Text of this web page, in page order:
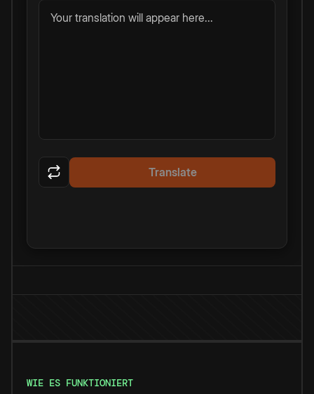
Your translation will appear here...
Translate
WIE ES FUNKTIONIERT